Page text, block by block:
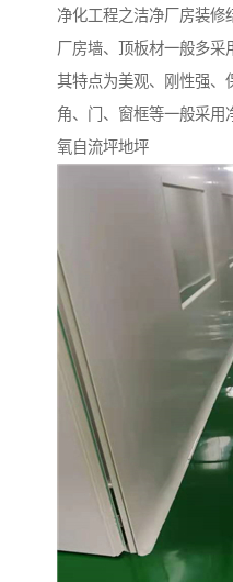
净化工程之洁净厂房装修
厂房墙、顶板材一般多采
其特点为美观、刚性强、
角、门、窗框等一般采用
氧自流坪地坪